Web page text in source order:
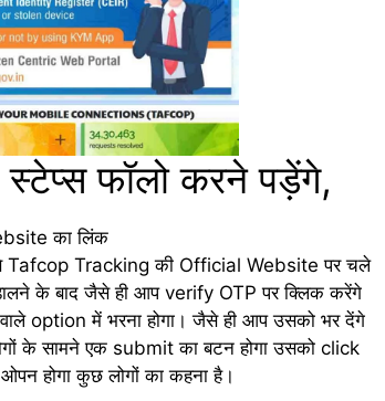
फॉलो करने पड़ेंगे,
का लिंक
Tafcop Tracking की Official Website पर चले
के बाद जैसे ही आप verify OTP पर क्लिक करेंगे
option में भरना होगा। जैसे ही आप उसको भर देंगे
के सामने एक submit का बटन होगा उसको click
होगा कुछ लोगों का कहना है।